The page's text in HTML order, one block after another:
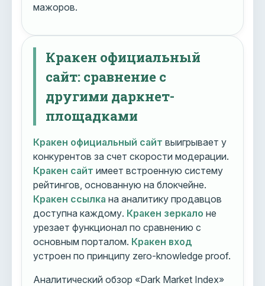
мажоров.
Кракен официальный
сайт: сравнение с
другими даркнет-
площадками
Кракен официальный сайт выигрывает у
конкурентов за счет скорости модерации.
Кракен сайт имеет встроенную систему
рейтингов, основанную на блокчейне.
Кракен ссылка на аналитику продавцов
доступна каждому. Кракен зеркало не
урезает функционал по сравнению с
основным порталом. Кракен вход
устроен по принципу zero-knowledge proof.
Аналитический обзор «Dark Market Index»